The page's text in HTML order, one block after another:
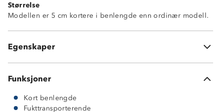
Størrelse
Modellen er 5 cm kortere i benlengde enn ordinær modell.
Egenskaper
Funksjonell toppmodell
Strikkjustering nederst i beina
5 cm kortere benlengde
Funksjoner
Kort benlengde
Fukttransporterende